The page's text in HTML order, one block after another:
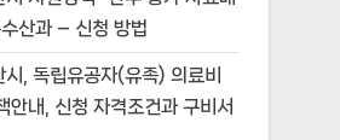
산과 – 신청 방법
, 독립유공자(유족) 의료비
안내, 신청 자격조건과 구비서